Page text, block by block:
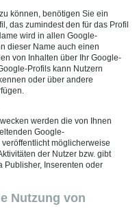
können, benötigen Sie ein
das zumindest den für das Profil
wird in allen Google-
dieser Name auch einen
von Inhalten über Ihr Google-
Profils kann Nutzern
oder über andere
werden die von Ihnen
Google-
möglicherweise
der Nutzer bzw. gibt
Publisher, Inserenten oder
Nutzung von